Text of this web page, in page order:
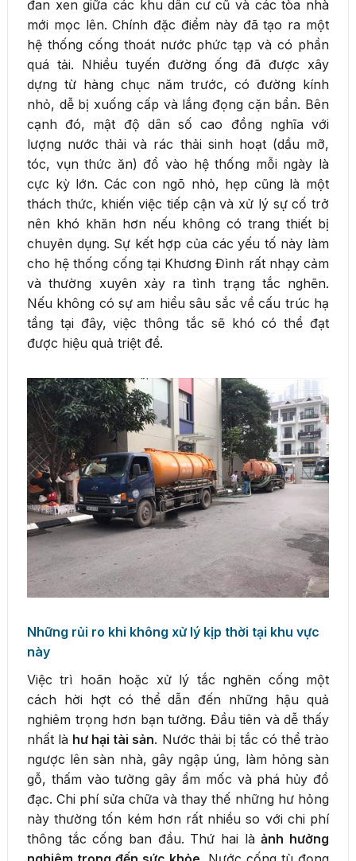
đan xen giữa các khu dân cư cũ và các tòa nhà
mới mọc lên. Chính đặc điểm này đã tạo ra một
hệ thống cống thoát nước phức tạp và có phần
quá tải. Nhiều tuyến đường ống đã được xây
dựng từ hàng chục năm trước, có đường kính
nhỏ, dễ bị xuống cấp và lắng đọng cặn bẩn. Bên
cạnh đó, mật độ dân số cao đồng nghĩa với
lượng nước thải và rác thải sinh hoạt (dầu mỡ,
tóc, vụn thức ăn) đổ vào hệ thống mỗi ngày là
cực kỳ lớn. Các con ngõ nhỏ, hẹp cũng là một
thách thức, khiến việc tiếp cận và xử lý sự cố trở
nên khó khăn hơn nếu không có trang thiết bị
chuyên dụng. Sự kết hợp của các yếu tố này làm
cho hệ thống cống tại Khương Đình rất nhạy cảm
và thường xuyên xảy ra tình trạng tắc nghẽn.
Nếu không có sự am hiểu sâu sắc về cấu trúc hạ
tầng tại đây, việc thông tắc sẽ khó có thể đạt
được hiệu quả triệt để.
Những rủi ro khi không xử lý kịp thời tại khu vực
này
Việc trì hoãn hoặc xử lý tắc nghẽn cống một
cách hời hợt có thể dẫn đến những hậu quả
nghiêm trọng hơn bạn tưởng. Đầu tiên và dễ thấy
nhất là hư hại tài sản. Nước thải bị tắc có thể trào
ngược lên sàn nhà, gây ngập úng, làm hỏng sàn
gỗ, thấm vào tường gây ẩm mốc và phá hủy đồ
đạc. Chi phí sửa chữa và thay thế những hư hỏng
này thường tốn kém hơn rất nhiều so với chi phí
thông tắc cống ban đầu. Thứ hai làảnh hưởng